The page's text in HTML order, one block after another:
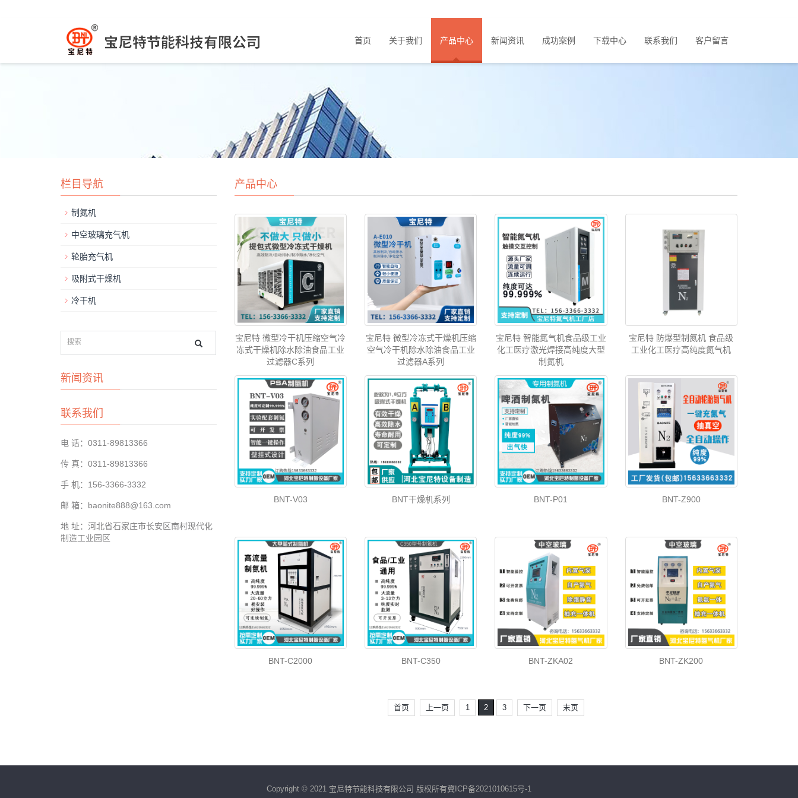
首页 关于我们 产品中心 新闻资讯 成功案例 下载中心 联系我们 客户留言
产品中心
宝尼特 微型冷干机压缩空气冷
冻式干燥机除水除油食品工业
过滤器C系列
宝尼特 微型冷冻式干燥机压缩
空气冷干机除水除油食品工业
过滤器A系列
宝尼特 智能氮气机食品级工业
化工医疗激光焊接高纯度大型
制氮机
宝尼特 防爆型制氮机 食品级
工业化工医疗高纯度氮气机
BNT-V03 BNT干燥机系列 BNT-P01 BNT-Z900
BNT-C2000 BNT-C350 BNT-ZKA02 BNT-ZK200
首页 上一页 1 2 3 下一页 末页
栏目导航
制氮机
中空玻璃充气机
轮胎充气机
吸附式干燥机
冷干机
新闻资讯
联系我们
电 话：0311-89813366
传 真：0311-89813366
手 机：156-3366-3332
邮 箱：baonite888@163.com
地 址：河北省石家庄市长安区南村现代化
制造工业园区
Copyright © 2021 宝尼特节能科技有限公司 版权所有冀ICP备2021010615号-1